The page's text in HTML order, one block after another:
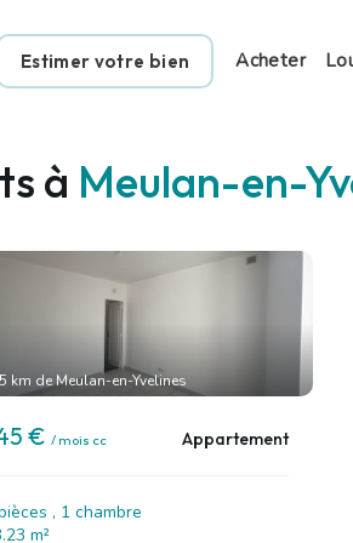
Estimer votre bien Acheter
à Meulan-en-
km de Meulan-en-Yvelines
€ / mois cc Appartement
, 1 chambre
m²